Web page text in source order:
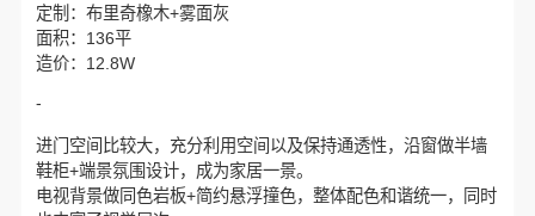
定制：布里奇橡木+雾面灰
面积：136平
造价：12.8W
-
进门空间比较大，充分利用空间以及保持通透性，沿窗做半墙
鞋柜+端景氛围设计，成为家居一景。
电视背景做同色岩板+简约悬浮撞色，整体配色和谐统一，同时